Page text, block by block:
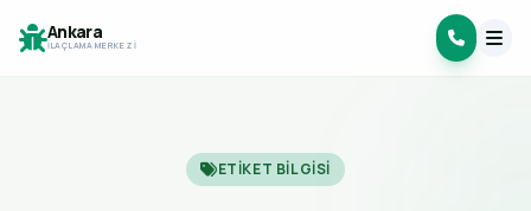
Ankara
İLAÇLAMA MERKEZI
ETIKET BILGISI